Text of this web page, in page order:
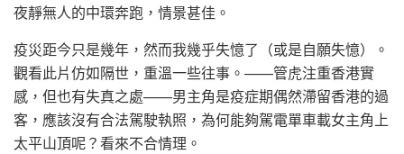
夜靜無人的中環奔跑，情景甚佳。
疫災距今只是幾年，然而我幾乎失憶了（或是自願失憶）。
觀看此片仿如隔世，重溫一些往事。——管虎注重香港實
感，但也有失真之處——男主角是疫症期偶然滯留香港的過
客，應該沒有合法駕駛執照，為何能夠駕電單車載女主角上
太平山頂呢？看來不合情理。